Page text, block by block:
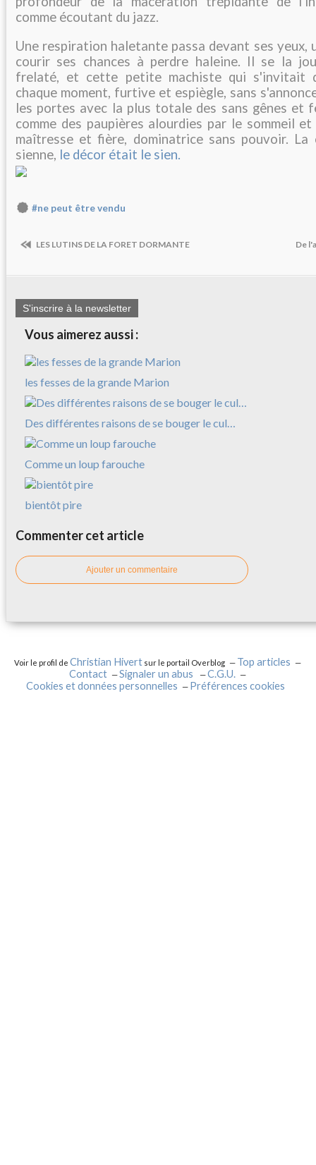
comme écoutant du jazz.
Une respiration haletante passa devant ses yeux,
courir ses chances à perdre haleine. Il se la
frelaté, et cette petite machiste qui s'invitait
chaque moment, furtive et espiègle, sans
les portes avec la plus totale des sans gênes et
comme des paupières alourdies par le sommeil
maîtresse et fière, dominatrice sans pouvoir.
sienne, le décor était le sien.
#ne peut être vendu
LES LUTINS DE LA FORET DORMANTE De
S'inscrire à la newsletter
Vous aimerez aussi :
les fesses de la grande Marion
Des différentes raisons de se bouger le cul…
Comme un loup farouche
bientôt pire
Commenter cet article
Ajouter un commentaire
Voir le profil deChristian Hivert sur le portail Overblog
Top articles
Contact
Signaler un abus
C.G.U.
Cookies et données personnelles
Préférences cookies